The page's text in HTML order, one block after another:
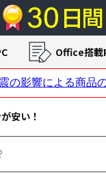
安い！
Office搭載